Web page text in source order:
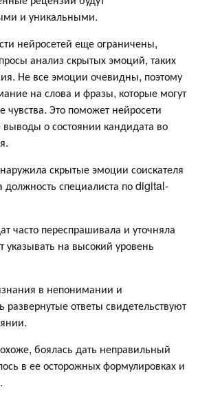
и уникальными.
нейросетей еще ограничены,
анализ скрытых эмоций, таких
Не все эмоции очевидны, поэтому
на слова и фразы, которые могут
чувства. Это поможет нейросети
о состоянии кандидата во
скрытые эмоции соискателя
должность специалиста по digital-
часто переспрашивала и уточняла
указывать на высокий уровень
в непонимании и
развернутые ответы свидетельствуют
боялась дать неправильный
в ее осторожных формулировках и